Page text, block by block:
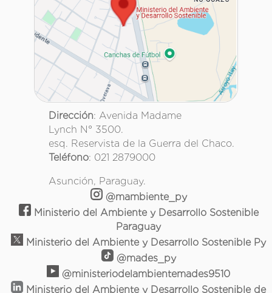
Dirección: Avenida Madame
Lynch N° 3500.
esq. Reservista de la Guerra del Chaco.
Teléfono: 021 2879000
Asunción, Paraguay.
@mambiente_py
Ministerio del Ambiente y Desarrollo Sostenible
Paraguay
Ministerio del Ambiente y Desarrollo Sostenible Py
@mades_py
@ministeriodelambientemades9510
Ministerio del Ambiente y Desarrollo Sostenible de